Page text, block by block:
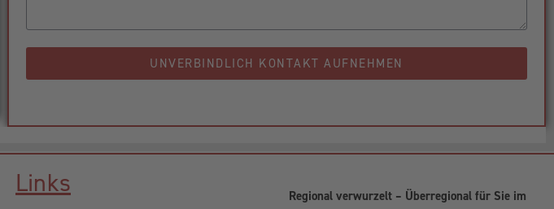
UNVERBINDLICH KONTAKT AUFNEHMEN
Links
Regional verwurzelt – Überregional für Sie im